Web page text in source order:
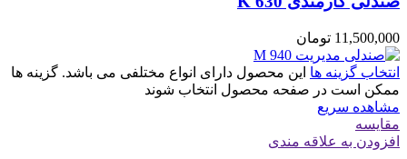
11,500,000 تومان
انتخاب گزینه ها این محصول دارای انواع مختلفی می باشد. گزینه ها
ممکن است در صفحه محصول انتخاب شوند
مشاهده سریع
مقایسه
افزودن به علاقه مندی